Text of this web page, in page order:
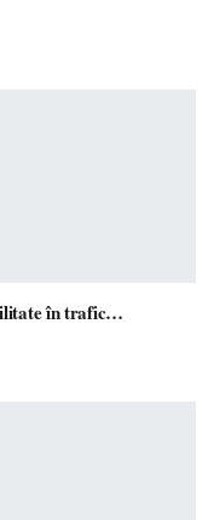
Polițiștii sătmăreni fac apel la responsabilitate în trafic…